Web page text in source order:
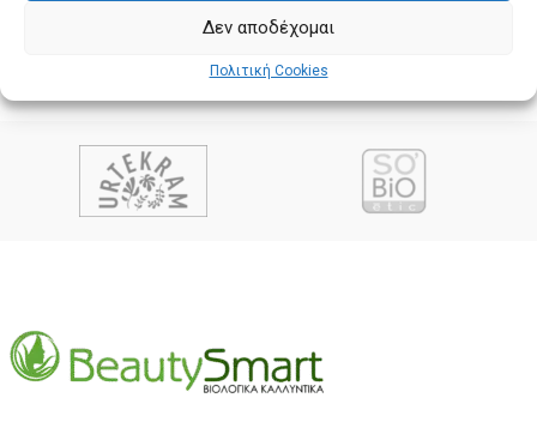
Δεν αποδέχομαι
Πολιτική Cookies